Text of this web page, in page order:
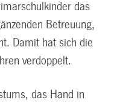
das
Betreuung,
Damit hat sich die
verdoppelt.
das Hand in